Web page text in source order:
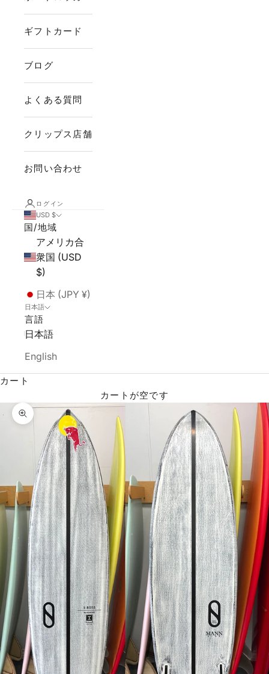
ギフトカード
ブログ
よくある質問
クリップス店舗
お問い合わせ
ログイン
USD $
国/地域
アメリカ合
衆国 (USD
$)
日本 (JPY ¥)
日本語
言語
日本語
English
カート
カートが空です
ズームイン